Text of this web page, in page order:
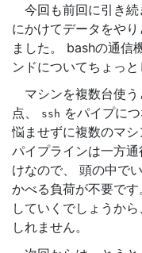
今回も前回に引き続
にかけてデータをや
ました。 bashの通信
ンドについてちょっと
マシンを複数台使う
点、
ssh をパイプに
悩ませずに複数のマシ
パイプラインは一方
けなので、 頭の中で
かべる負荷が不要で
していくでしょうか
しれません。